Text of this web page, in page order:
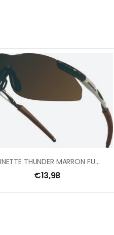
LUNETTE THUNDER MARRON FUME
€13,98